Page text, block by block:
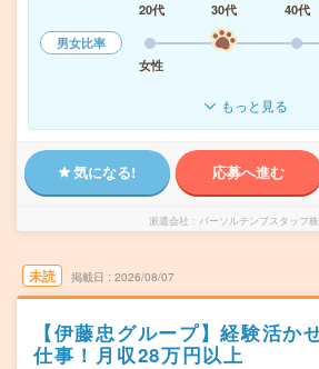
20代
30代 40代
男女比率
女性
もっと見る
気になる! 応募へ進む
派遣会社 パーソルテンプスタッフ
未読 掲載日 2026/08/07
【伊藤忠グループ】経験活か
仕事！月収28万円以上